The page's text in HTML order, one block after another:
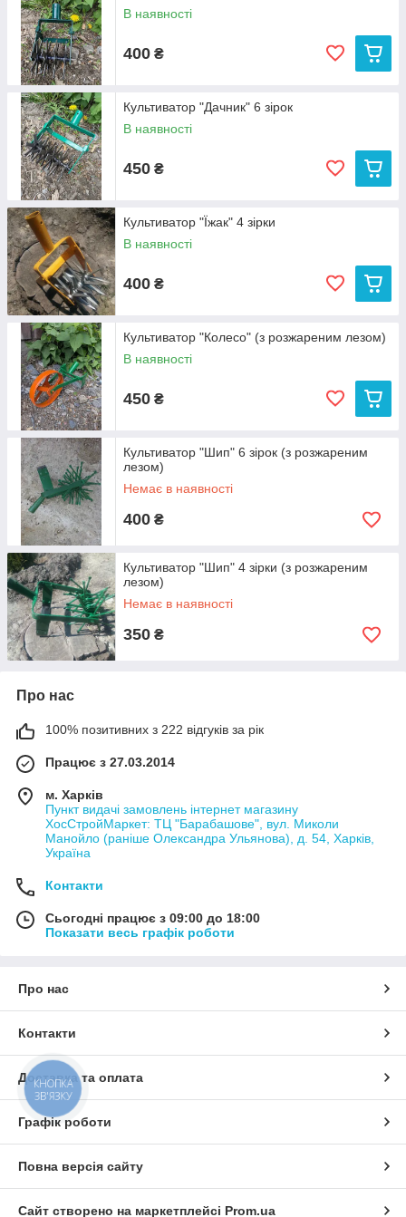
В наявності
400 ₴
Культиватор "Дачник" 6 зірок
В наявності
450 ₴
Культиватор "Їжак" 4 зірки
В наявності
400 ₴
Культиватор "Колесо" (з розжареним лезом)
В наявності
450 ₴
Культиватор "Шип" 6 зірок (з розжареним
лезом)
Немає в наявності
400 ₴
Культиватор "Шип" 4 зірки (з розжареним
лезом)
Немає в наявності
350 ₴
Про нас
100% позитивних з 222 відгуків за рік
Працює з 27.03.2014
м. Харків
Пункт видачі замовлень інтернет магазину
ХосСтройМаркет: ТЦ "Барабашове", вул. Миколи
Манойло (раніше Олександра Ульянова), д. 54, Харків,
Україна
Контакти
Сьогодні працює з 09:00 до 18:00
Показати весь графік роботи
Про нас
Контакти
Доставка та оплата
Графік роботи
Повна версія сайту
Сайт створено на маркетплейсі Prom.ua
КНОПКА
ЗВ'ЯЗКУ